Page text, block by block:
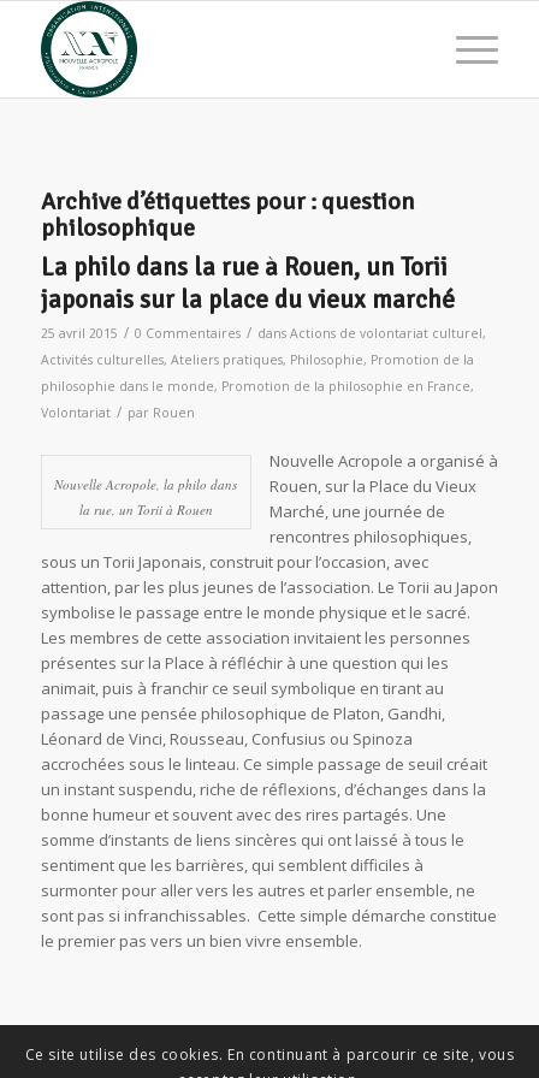
Archive d’étiquettes pour : question
philosophique
La philo dans la rue à Rouen, un Torii
japonais sur la place du vieux marché
25 avril 2015 / 0 Commentaires / dans Actions de volontariat culturel,
Activités culturelles, Ateliers pratiques, Philosophie, Promotion de la
philosophie dans le monde, Promotion de la philosophie en France,
Volontariat / par Rouen
Nouvelle Acropole, la philo dans
la rue, un Torii à Rouen
Nouvelle Acropole a organisé à
Rouen, sur la Place du Vieux
Marché, une journée de
rencontres philosophiques,
sous un Torii Japonais, construit pour l’occasion, avec
attention, par les plus jeunes de l’association. Le Torii au Japon
symbolise le passage entre le monde physique et le sacré.
Les membres de cette association invitaient les personnes
présentes sur la Place à réfléchir à une question qui les
animait, puis à franchir ce seuil symbolique en tirant au
passage une pensée philosophique de Platon, Gandhi,
Léonard de Vinci, Rousseau, Confusius ou Spinoza
accrochées sous le linteau. Ce simple passage de seuil créait
un instant suspendu, riche de réflexions, d’échanges dans la
bonne humeur et souvent avec des rires partagés. Une
somme d’instants de liens sincères qui ont laissé à tous le
sentiment que les barrières, qui semblent difficiles à
surmonter pour aller vers les autres et parler ensemble, ne
sont pas si infranchissables. Cette simple démarche constitue
le premier pas vers un bien vivre ensemble.
Ce site utilise des cookies. En continuant à parcourir ce site, vous